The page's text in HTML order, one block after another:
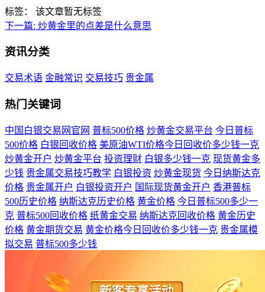
标签：
该文章暂无标签
下一篇: 炒黄金里的点差是什么意思
资讯分类
交易术语 金融常识 交易技巧 贵金属
热门关键词
中国白银交易网官网 普标500价格 炒黄金交易平台 今日普标
500价格 白银回收价格 美原油WTI价格今日回收价多少钱一克
炒黄金开户 炒黄金平台 投资理财 白银多少钱一克 现货黄金多
少钱 贵金属交易技巧教学 白银投资 炒黄金现货 今日纳斯达克
价格 贵金属开户 白银投资开户 国际现货黄金开户 香港普标
500历史价格 纳斯达克历史价格 黄金价格 今日普标500多少一
克 普标500回收价格 纸黄金交易 纳斯达克回收价格 黄金历史
价格 黄金期货交易 黄金价格今日回收价多少钱一克 贵金属模
拟交易 普标500多少钱